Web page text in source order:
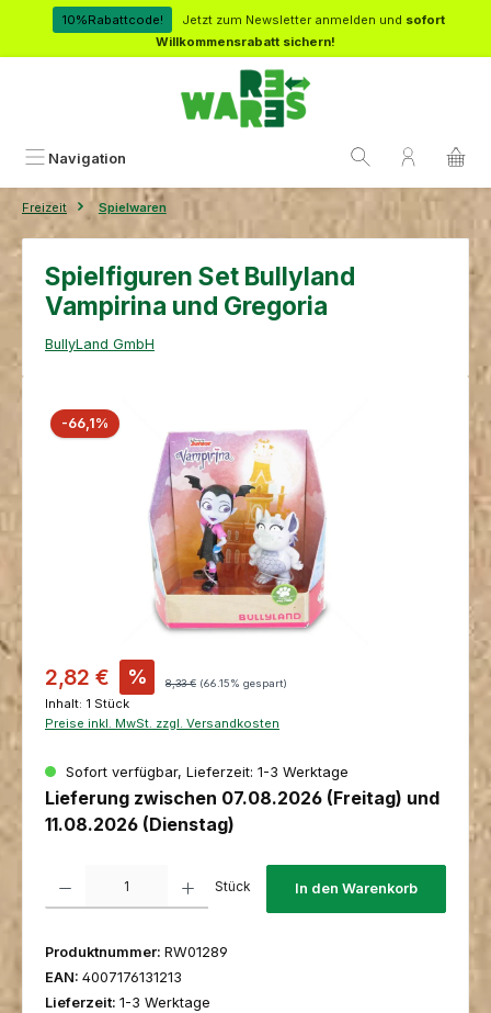
Zum Hauptinhalt springen
10%Rabattcode! Jetzt zum Newsletter anmelden und sofort
Willkommensrabatt sichern!
Navigation
Freizeit Spielwaren
Spielfiguren Set Bullyland
Vampirina und Gregoria
BullyLand GmbH
Bildergalerie überspringen
-66,1% Rabatt
Verkaufspreis:
2,82 € % Regulärer Preis:
8,33 € (66.15% gespart)
Inhalt: 1 Stück
Preise inkl. MwSt. zzgl. Versandkosten
Sofort verfügbar, Lieferzeit: 1-3 Werktage
Lieferung zwischen 07.08.2026 (Freitag) und
11.08.2026 (Dienstag)
Stück In den Warenkorb
Produktnummer: RW01289
EAN: 4007176131213
Lieferzeit: 1-3 Werktage